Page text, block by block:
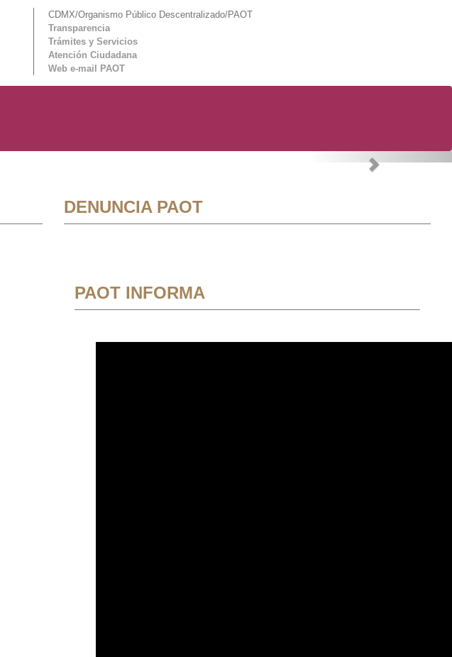
CDMX/Organismo Público Descentralizado/PAOT
Transparencia
Trámites y Servicios
Atención Ciudadana
Web e-mail PAOT
Next
DENUNCIA PAOT
PAOT INFORMA